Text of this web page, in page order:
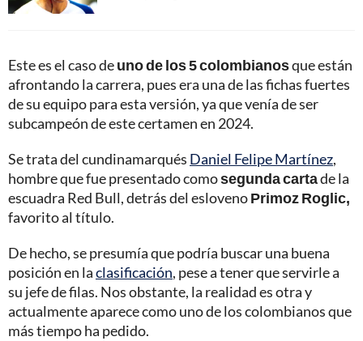
Este es el caso deuno de los 5 colombianosque están
afrontando la carrera, pues era una de las fichas fuertes
de su equipo para esta versión, ya que venía de ser
subcampeón de este certamen en 2024.
Se trata del cundinamarqués Daniel Felipe Martínez,
hombre que fue presentado comosegunda cartade la
escuadra Red Bull, detrás del eslovenoPrimoz Roglic,
favorito al título.
De hecho, se presumía que podría buscar una buena
posición en laclasificación, pese a tener que servirle a
su jefe de filas. Nos obstante, la realidad es otra y
actualmente aparece como uno de los colombianos que
más tiempo ha pedido.